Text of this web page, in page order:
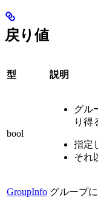
戻り値
型 説明
bool
グル
り得
指定
それ
GroupInfo グループ